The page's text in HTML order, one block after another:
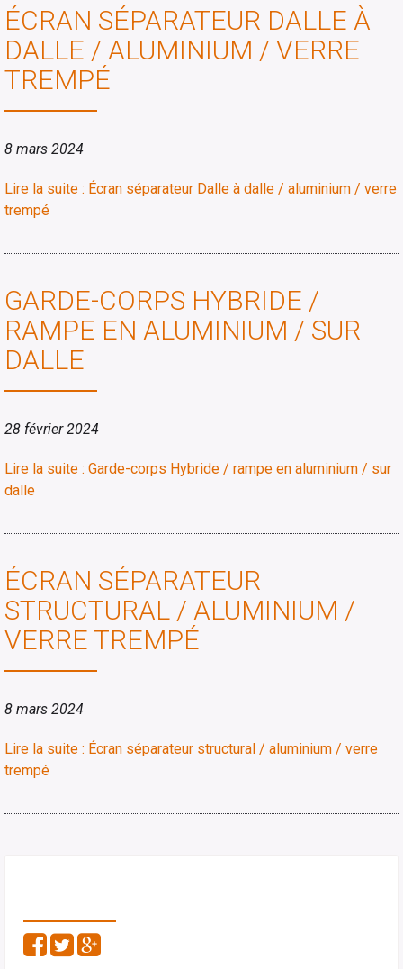
ÉCRAN SÉPARATEUR DALLE À
DALLE / ALUMINIUM / VERRE
TREMPÉ
8 mars 2024
Lire la suite : Écran séparateur Dalle à dalle / aluminium / verre
trempé
GARDE-CORPS HYBRIDE /
RAMPE EN ALUMINIUM / SUR
DALLE
28 février 2024
Lire la suite : Garde-corps Hybride / rampe en aluminium / sur
dalle
ÉCRAN SÉPARATEUR
STRUCTURAL / ALUMINIUM /
VERRE TREMPÉ
8 mars 2024
Lire la suite : Écran séparateur structural / aluminium / verre
trempé